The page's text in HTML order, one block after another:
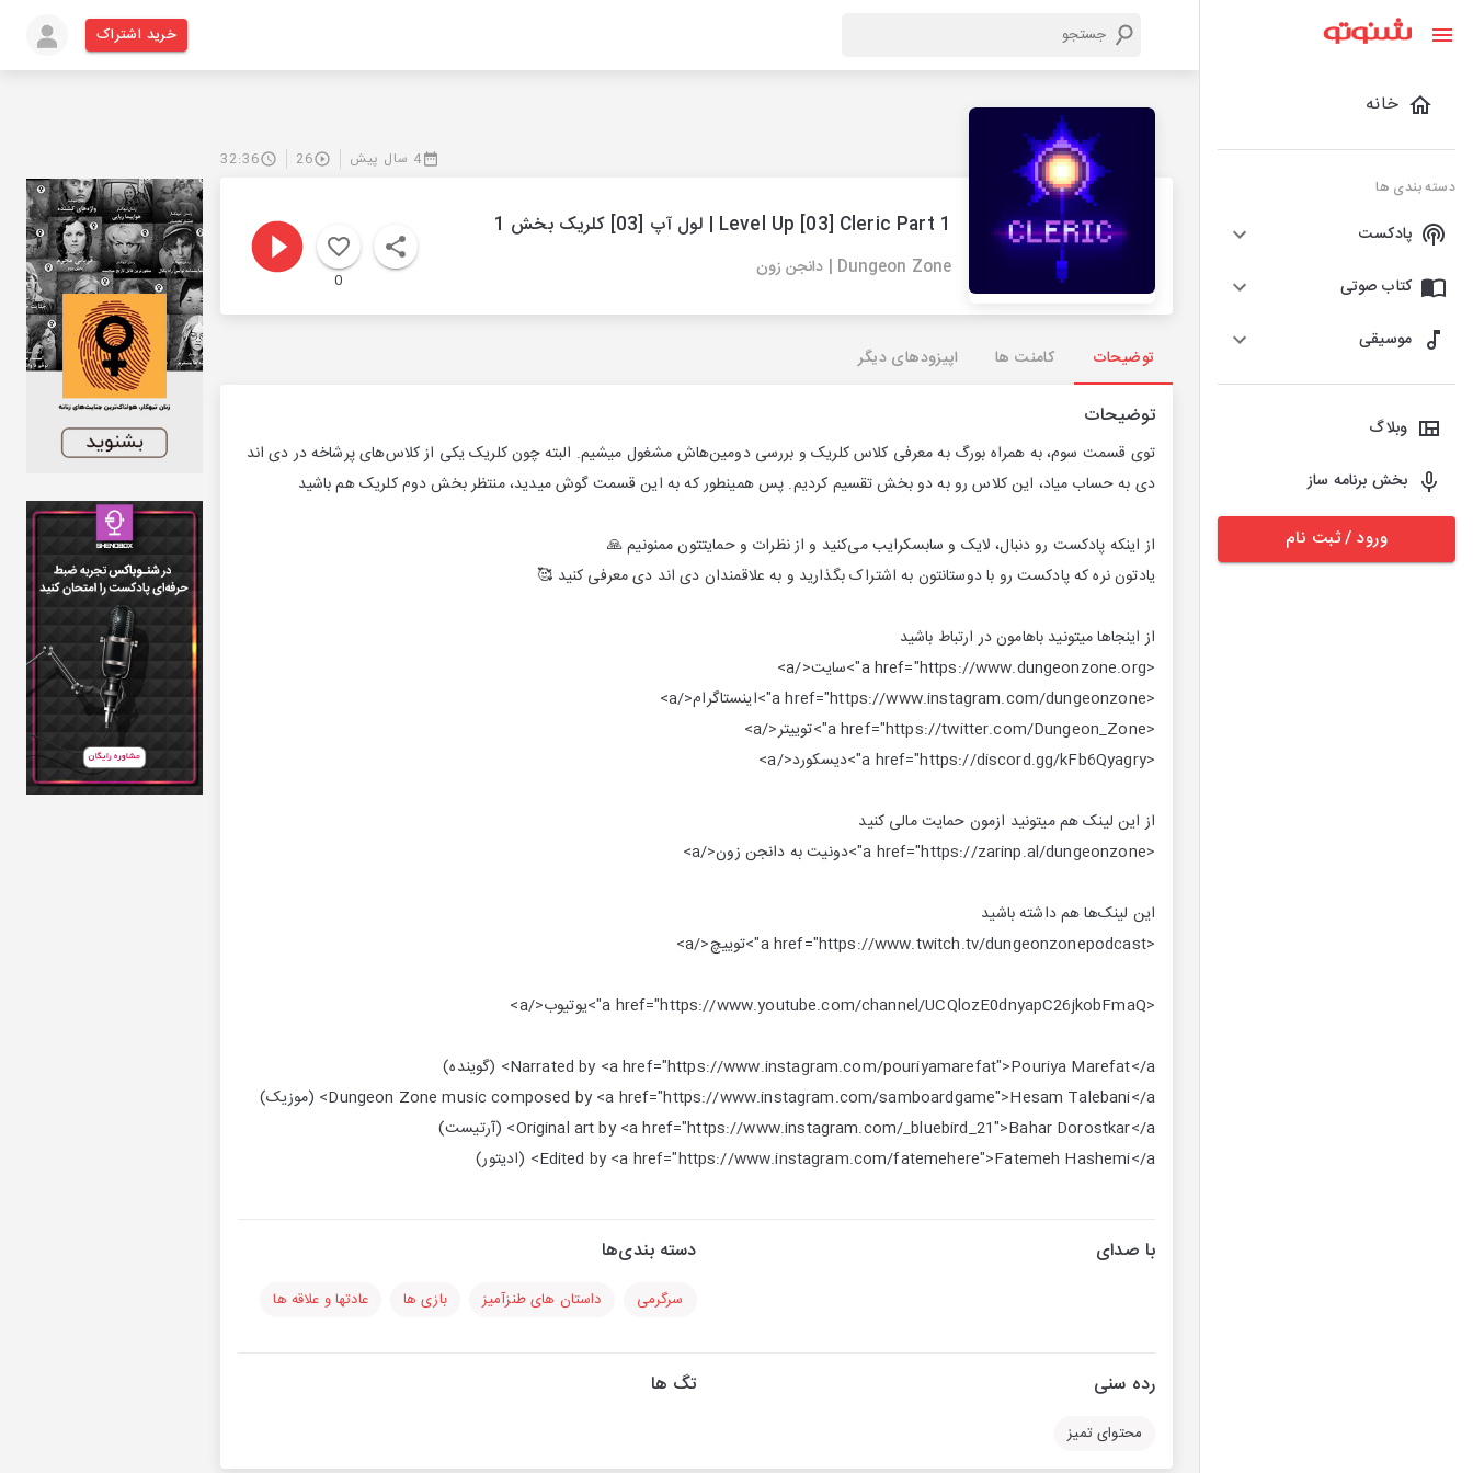
خانه
دسته بندی ها
پادکست
کتاب صوتی
موسیقی
وبلاگ
بخش برنامه ساز
ورود / ثبت نام
خرید اشتراک
4 سال پیش 26
32:36
Level Up [03] Cleric Part 1 | لول آپ [03] کلریک بخش 1
Dungeon Zone | دانجن زون
0
توضیحات کامنت ها اپیزودهای دیگر
توضیحات
توی قسمت سوم، به همراه بورگ به معرفی کلاس کلریک و بررسی دومین‌هاش مشغول میشیم. البته چون کلریک یکی از کلاس‌های پرشاخه در دی اند
دی به حساب میاد، این کلاس رو به دو بخش تقسیم کردیم. پس همینطور که به این قسمت گوش میدید، منتظر بخش دوم کلریک هم باشید
از اینکه پادکست رو دنبال، لایک و سابسکرایب می‌کنید و از نظرات و حمایتتون ممنونیم 🙏
یادتون نره که پادکست رو با دوستانتون به اشتراک بگذارید و به علاقمندان دی اند دی معرفی کنید 🥰
از اینجاها میتونید باهامون در ارتباط باشید
<a href="https://www.dungeonzone.org">سایت</a>
<a href="https://www.instagram.com/dungeonzone">اینستاگرام</a>
<a href="https://twitter.com/Dungeon_Zone">توییتر</a>
<a href="https://discord.gg/kFb6Qyagry">دیسکورد</a>
از این لینک هم میتونید ازمون حمایت مالی کنید
<a href="https://zarinp.al/dungeonzone">دونیت به دانجن زون</a>
این لینک‌ها هم داشته باشید
<a href="https://www.twitch.tv/dungeonzonepodcast">توییچ</a>
<a href="https://www.youtube.com/channel/UCQlozE0dnyapC26jkobFmaQ">یوتیوب</a>
Narrated by <a href="https://www.instagram.com/pouriyamarefat">Pouriya Marefat</a> (گوینده)
Dungeon Zone music composed by <a href="https://www.instagram.com/samboardgame">Hesam Talebani</a> (موزیک)
Original art by <a href="https://www.instagram.com/_bluebird_21">Bahar Dorostkar</a> (آرتیست)
Edited by <a href="https://www.instagram.com/fatemehere">Fatemeh Hashemi</a> (ادیتور)
با صدای دسته بندی‌ها
سرگرمی داستان های طنزآمیز بازی ها عادتها و علاقه ها
رده سنی
محتوای تمیز
تگ ها